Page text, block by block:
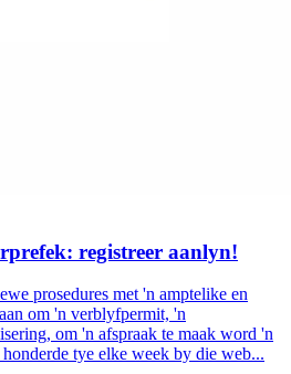
registreer aanlyn!
prosedures met 'n amptelike en
om 'n verblyfpermit, 'n
om 'n afspraak te maak word 'n
tye elke week by die web...